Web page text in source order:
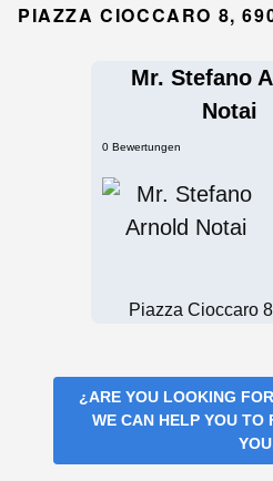
PIAZZA CIOCCARO 8,
Mr. Stefano
Notai
0 Bewertungen
Piazza Cioccaro
¿ARE YOU LOOKING FOR
WE CAN HELP YOU TO